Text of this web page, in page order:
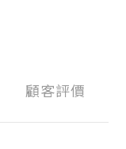
顧客評價